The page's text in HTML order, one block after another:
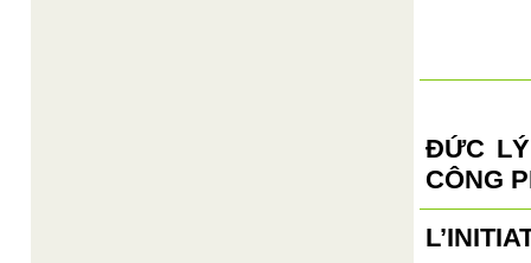
ĐỨC
CÔNG